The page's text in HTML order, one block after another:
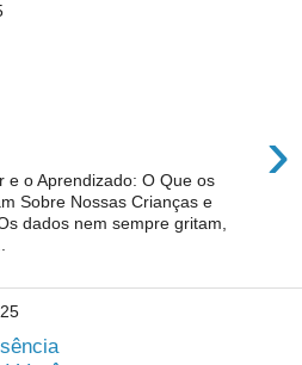
›
e o Aprendizado: O Que os
Sobre Nossas Crianças e
dados nem sempre gritam,